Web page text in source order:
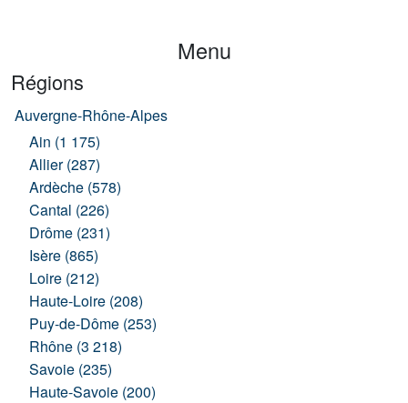
Menu
Régions
Auvergne-Rhône-Alpes
Ain (1 175)
Allier (287)
Ardèche (578)
Cantal (226)
Drôme (231)
Isère (865)
Loire (212)
Haute-Loire (208)
Puy-de-Dôme (253)
Rhône (3 218)
Savoie (235)
Haute-Savoie (200)